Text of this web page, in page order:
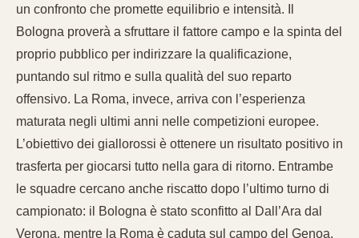
un confronto che promette equilibrio e intensità. Il
Bologna proverà a sfruttare il fattore campo e la spinta del
proprio pubblico per indirizzare la qualificazione,
puntando sul ritmo e sulla qualità del suo reparto
offensivo. La Roma, invece, arriva con l’esperienza
maturata negli ultimi anni nelle competizioni europee.
L’obiettivo dei giallorossi è ottenere un risultato positivo in
trasferta per giocarsi tutto nella gara di ritorno. Entrambe
le squadre cercano anche riscatto dopo l’ultimo turno di
campionato: il Bologna è stato sconfitto al Dall’Ara dal
Verona, mentre la Roma è caduta sul campo del Genoa.